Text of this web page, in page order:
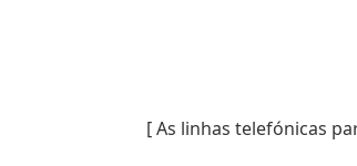
[ As linhas telefónicas